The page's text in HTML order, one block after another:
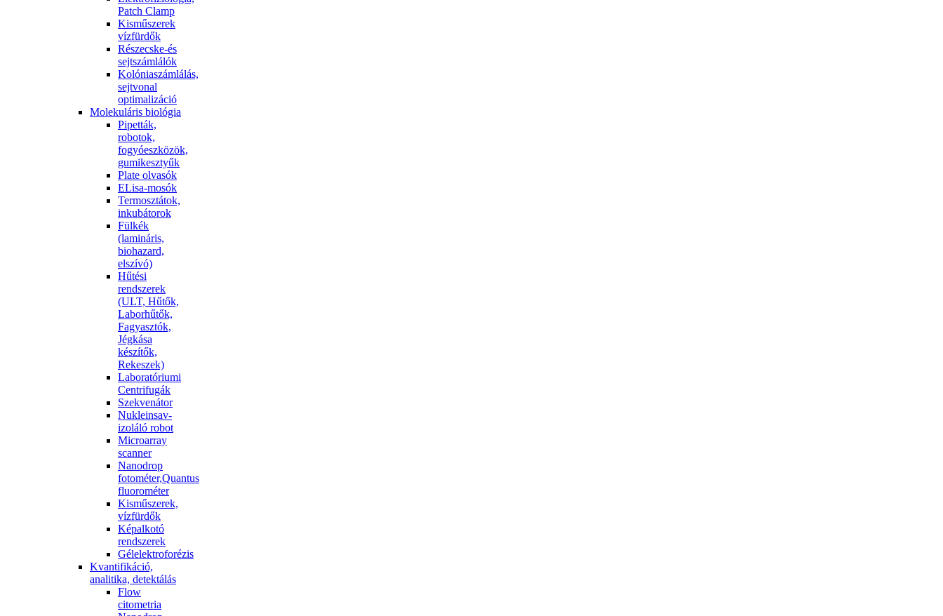
Patch Clamp
Kisműszerek
vízfürdők
Részecske-és
sejtszámlálók
Kolóniaszámlálás,
sejtvonal
optimalizáció
Molekuláris biológia
Pipetták,
robotok,
fogyóeszközök,
gumikesztyűk
Plate olvasók
ELisa-mosók
Termosztátok,
inkubátorok
Fülkék
(lamináris,
biohazard,
elszívó)
Hűtési
rendszerek
(ULT, Hűtők,
Laborhűtők,
Fagyasztók,
Jégkása
készítők,
Rekeszek)
Laboratóriumi
Centrifugák
Szekvenátor
Nukleinsav-
izoláló robot
Microarray
scanner
Nanodrop
fotométer,Quantus
fluorométer
Kisműszerek,
vízfürdők
Képalkotó
rendszerek
Gélelektroforézis
Kvantifikáció,
analitika, detektálás
Flow
citometria